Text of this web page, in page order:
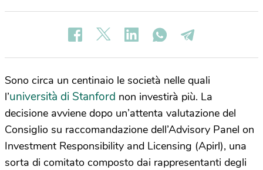
Sono circa un centinaio le società nelle quali
l’università di Stanford non investirà più. La
decisione avviene dopo un’attenta valutazione del
Consiglio su raccomandazione dell’Advisory Panel on
Investment Responsibility and Licensing (Apirl), una
sorta di comitato composto dai rappresentanti degli